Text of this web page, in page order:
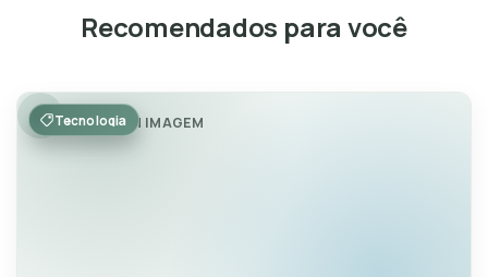
Recomendados para você
POST SEM IMAGEM
Tecnologia